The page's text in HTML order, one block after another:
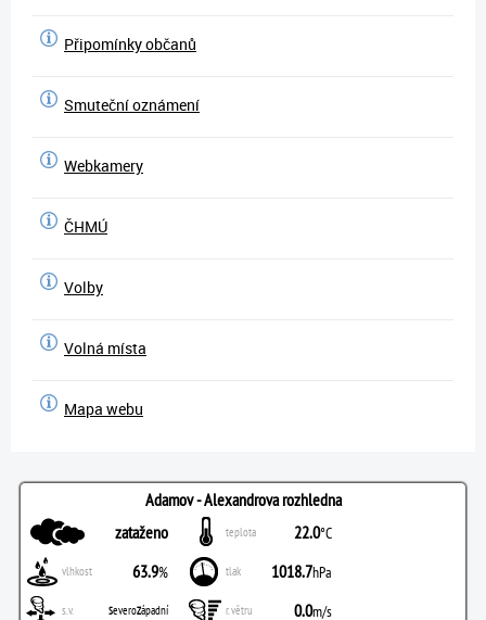
Připomínky občanů
Smuteční oznámení
Webkamery
ČHMÚ
Volby
Volná místa
Mapa webu